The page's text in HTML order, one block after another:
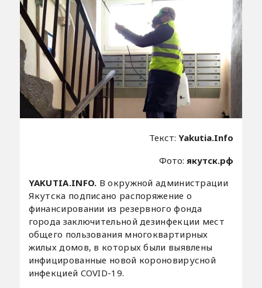
Текст:Yakutia.Info
Фото:якутск.рф
YAKUTIA.INFO. В окружной администрации
Якутска подписано распоряжение о
финансировании из резервного фонда
города заключительной дезинфекции мест
общего пользования многоквартирных
жилых домов, в которых были выявлены
инфицированные новой короновирусной
инфекцией COVID-19.